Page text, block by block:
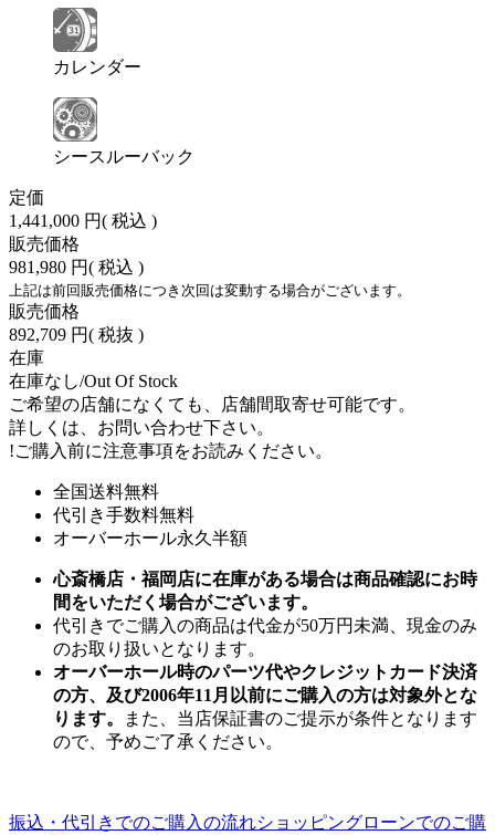
カレンダー
シースルーバック
定価
1,441,000 円( 税込 )
販売価格
981,980 円( 税込 )
上記は前回販売価格につき次回は変動する場合がございます。
販売価格
892,709 円( 税抜 )
在庫
在庫なし/Out Of Stock
ご希望の店舗になくても、店舗間取寄せ可能です。
詳しくは、お問い合わせ下さい。
!ご購入前に注意事項をお読みください。
全国送料無料
代引き手数料無料
オーバーホール永久半額
心斎橋店・福岡店に在庫がある場合は商品確認にお時
間をいただく場合がございます。
代引きでご購入の商品は代金が50万円未満、現金のみ
のお取り扱いとなります。
オーバーホール時のパーツ代やクレジットカード決済
の方、及び2006年11月以前にご購入の方は対象外とな
ります。
また、当店保証書のご提示が条件となります
ので、予めご了承ください。
振込・代引きでのご購入の流れショッピングローンでのご購